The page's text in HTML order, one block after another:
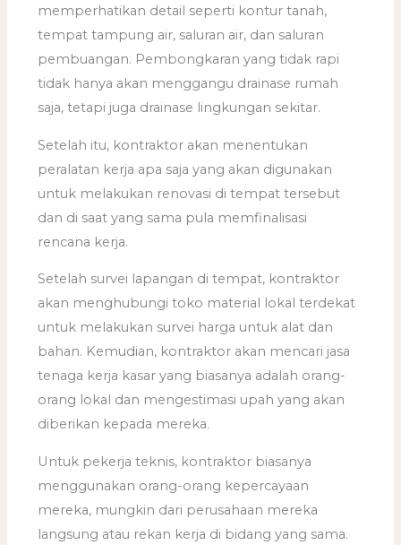
memperhatikan detail seperti kontur tanah,
tempat tampung air, saluran air, dan saluran
pembuangan. Pembongkaran yang tidak rapi
tidak hanya akan menggangu drainase rumah
saja, tetapi juga drainase lingkungan sekitar.
Setelah itu, kontraktor akan menentukan
peralatan kerja apa saja yang akan digunakan
untuk melakukan renovasi di tempat tersebut
dan di saat yang sama pula memfinalisasi
rencana kerja.
Setelah survei lapangan di tempat, kontraktor
akan menghubungi toko material lokal terdekat
untuk melakukan survei harga untuk alat dan
bahan. Kemudian, kontraktor akan mencari jasa
tenaga kerja kasar yang biasanya adalah orang-
orang lokal dan mengestimasi upah yang akan
diberikan kepada mereka.
Untuk pekerja teknis, kontraktor biasanya
menggunakan orang-orang kepercayaan
mereka, mungkin dari perusahaan mereka
langsung atau rekan kerja di bidang yang sama.